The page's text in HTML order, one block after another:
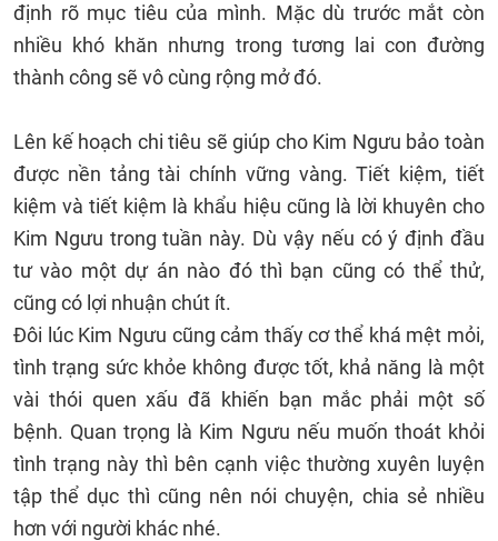
định rõ mục tiêu của mình. Mặc dù trước mắt còn
nhiều khó khăn nhưng trong tương lai con đường
thành công sẽ vô cùng rộng mở đó.
Lên kế hoạch chi tiêu sẽ giúp cho Kim Ngưu bảo toàn
được nền tảng tài chính vững vàng. Tiết kiệm, tiết
kiệm và tiết kiệm là khẩu hiệu cũng là lời khuyên cho
Kim Ngưu trong tuần này. Dù vậy nếu có ý định đầu
tư vào một dự án nào đó thì bạn cũng có thể thử,
cũng có lợi nhuận chút ít.
Đôi lúc Kim Ngưu cũng cảm thấy cơ thể khá mệt mỏi,
tình trạng sức khỏe không được tốt, khả năng là một
vài thói quen xấu đã khiến bạn mắc phải một số
bệnh. Quan trọng là Kim Ngưu nếu muốn thoát khỏi
tình trạng này thì bên cạnh việc thường xuyên luyện
tập thể dục thì cũng nên nói chuyện, chia sẻ nhiều
hơn với người khác nhé.